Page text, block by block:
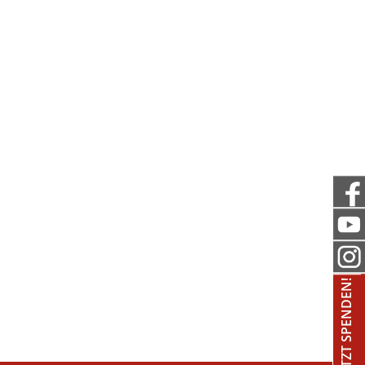
JETZT SPENDEN!